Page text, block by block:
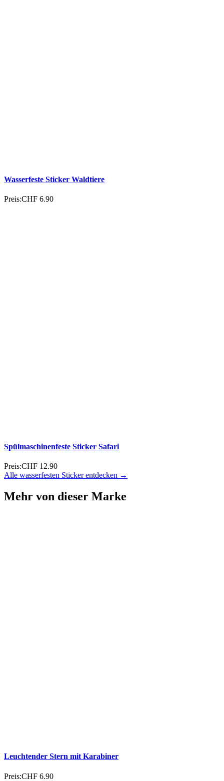
Wasserfeste Sticker Waldtiere
Preis:CHF 6.90
Spülmaschinenfeste Sticker Safari
Preis:CHF 12.90
Alle wasserfesten Sticker entdecken →
Mehr von dieser Marke
Leuchtender Stern mit Karabiner
Preis:CHF 6.90